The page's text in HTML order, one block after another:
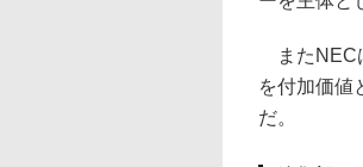
またNEC
を付加価値
だ。